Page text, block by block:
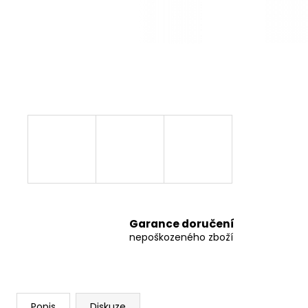
Garance doručení
nepoškozeného zboží